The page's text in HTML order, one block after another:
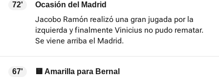
72' Ocasión del Madrid
Jacobo Ramón realizó una gran jugada por la
izquierda y finalmente Vinicius no pudo rematar.
Se viene arriba el Madrid.
67' 🟨 Amarilla para Bernal